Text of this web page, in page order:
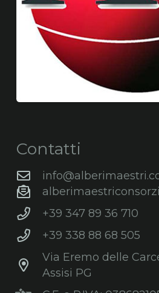
Contatti
+39 347 89 36 710
+39 338 88 68 505
Via Eremo delle
Assisi PG